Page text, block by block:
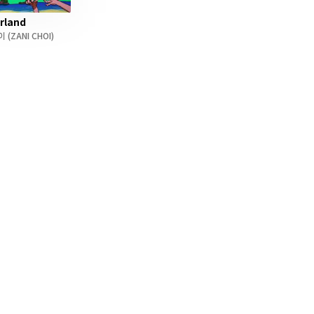
(ZANI CHOI)